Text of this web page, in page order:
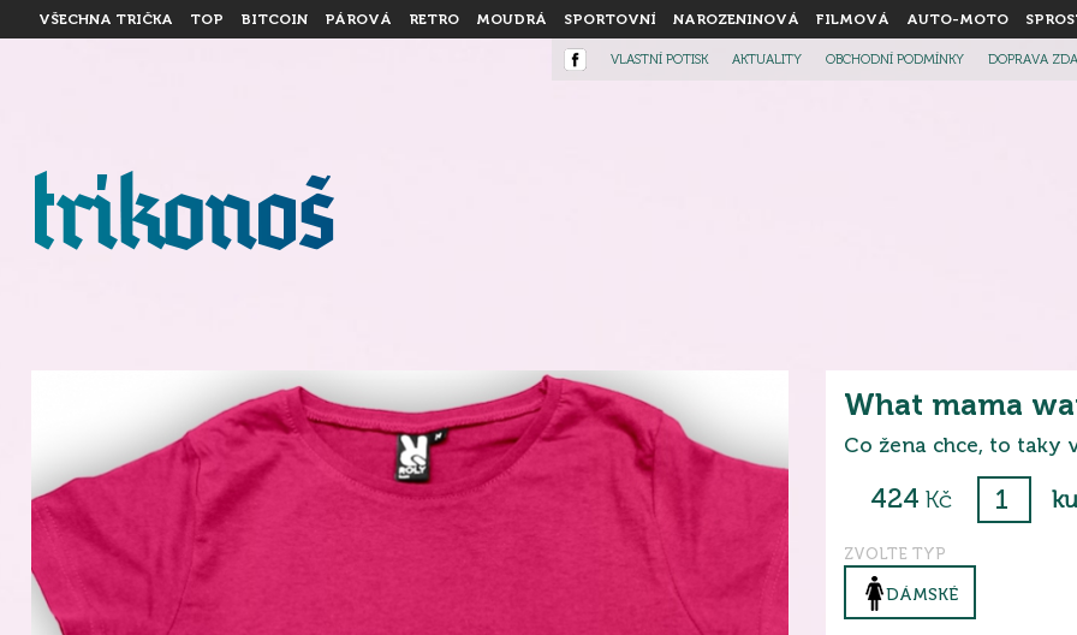
VŠECHNA TRIČKA TOP BITCOIN PÁROVÁ RETRO MOUDRÁ SPORTOVNÍ NAROZENINOVÁ FILMOVÁ AUTO-MOTO
VLASTNÍ POTISK AKTUALITY OBCHODNÍ PODMÍNKY DOPRAVA
What mama
Co žena chce, to taky
424 Kč
ZVOLTE TYP
DÁMSKÉ